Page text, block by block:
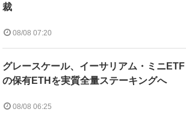
裁
08/08 07:20
グレースケール、イーサリアム・ミニETF
の保有ETHを実質全量ステーキングへ
08/08 06:25